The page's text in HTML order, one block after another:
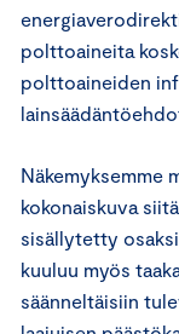
polttoaineita
polttoaineiden
Näkemyksemme
kokonaiskuva
sisällytetty
kuuluu myös
säänneltäisiin